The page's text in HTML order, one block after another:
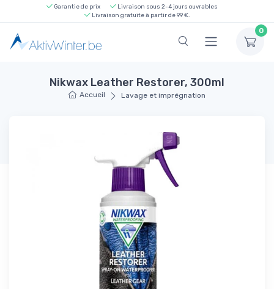
Garantie de prix
Livraison sous 2-4 jours ouvrables
Livraison gratuite à partir de 99 €.
0
Nikwax Leather Restorer, 300ml
Accueil Lavage et imprégnation